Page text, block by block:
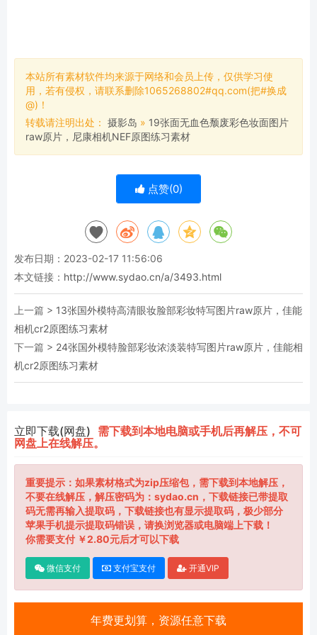
本站所有素材软件均来源于网络和会员上传，仅供学习使
用，若有侵权，请联系删除1065268802#qq.com(把#换成
@)！
转载请注明出处： 摄影岛 » 19张面无血色颓废彩色妆面图片
raw原片，尼康相机NEF原图练习素材
点赞(0)
发布日期：2023-02-17 11:56:06
本文链接： http://www.sydao.cn/a/3493.html
上一篇 > 13张国外模特高清眼妆脸部彩妆特写图片raw原片，佳能
相机cr2原图练习素材
下一篇 > 24张国外模特脸部彩妆浓淡装特写图片raw原片，佳能相
机cr2原图练习素材
立即下载(网盘) 需下载到本地电脑或手机后再解压，不可
网盘上在线解压。
重要提示：如果素材格式为zip压缩包，需下载到本地解压，
不要在线解压，解压密码为：sydao.cn，下载链接已带提取
码无需再输入提取码，下载链接也有显示提取码，极少部分
苹果手机提示提取码错误，请换浏览器或电脑端上下载！
你需要支付 ￥2.80元后才可以下载
微信支付 支付宝支付 开通VIP
年费更划算，资源任意下载